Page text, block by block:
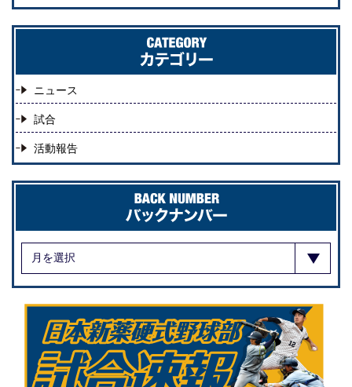
ニュース
試合
活動報告